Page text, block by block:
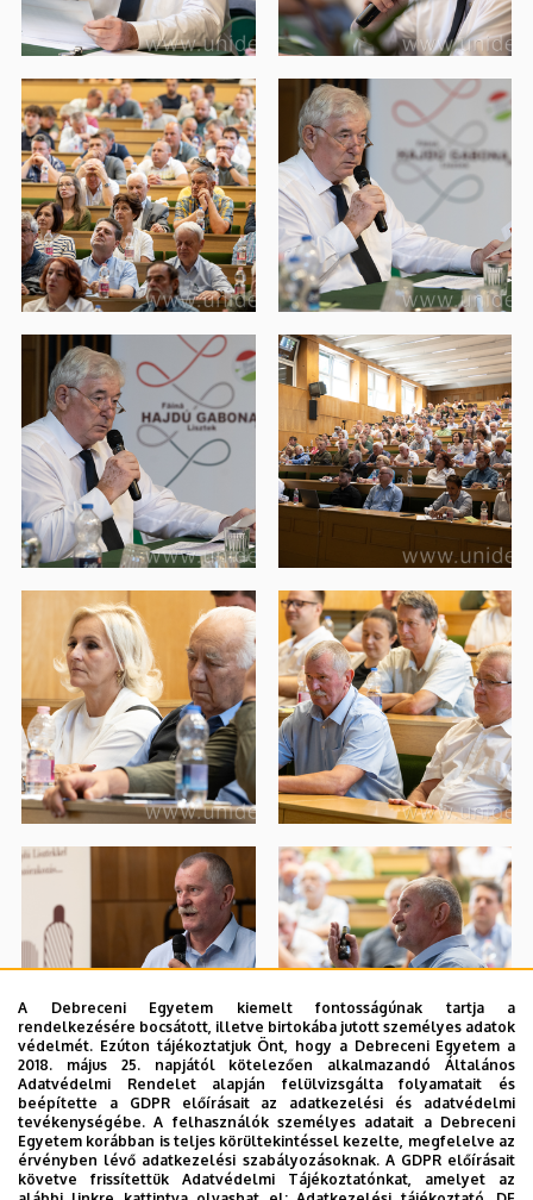
A Debreceni Egyetem kiemelt fontosságúnak tartja a
rendelkezésére bocsátott, illetve birtokába jutott személyes adatok
védelmét. Ezúton tájékoztatjuk Önt, hogy a Debreceni Egyetem a
2018. május 25. napjától kötelezően alkalmazandó Általános
Adatvédelmi Rendelet alapján felülvizsgálta folyamatait és
beépítette a GDPR előírásait az adatkezelési és adatvédelmi
tevékenységébe. A felhasználók személyes adatait a Debreceni
Egyetem korábban is teljes körültekintéssel kezelte, megfelelve az
érvényben lévő adatkezelési szabályozásoknak. A GDPR előírásait
követve frissítettük Adatvédelmi Tájékoztatónkat, amelyet az